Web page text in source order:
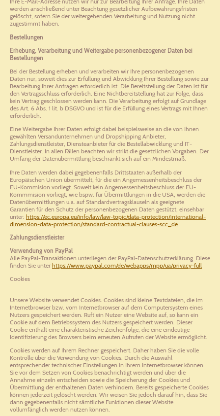
werden anschließend unter Beachtung gesetzlicher Aufbewahrungsfristen
gelöscht, sofern Sie der weitergehenden Verarbeitung und Nutzung nicht
zugestimmt haben.
Bestellungen
Erhebung, Verarbeitung und Weitergabe personenbezogener Daten bei
Bestellungen
Bei der Bestellung erheben und verarbeiten wir Ihre personenbezogenen
Daten nur, soweit dies zur Erfüllung und Abwicklung Ihrer Bestellung sowie zur
Bearbeitung Ihrer Anfragen erforderlich ist. Die Bereitstellung der Daten ist für
den Vertragsschluss erforderlich. Eine Nichtbereitstellung hat zur Folge, dass
kein Vertrag geschlossen werden kann. Die Verarbeitung erfolgt auf Grundlage
des Art. 6 Abs. 1 lit. b DSGVO und ist für die Erfüllung eines Vertrags mit Ihnen
erforderlich.
Eine Weitergabe Ihrer Daten erfolgt dabei beispielsweise an die von Ihnen
gewählten Versandunternehmen und Dropshipping Anbieter,
Zahlungsdienstleister, Diensteanbieter für die Bestellabwicklung und IT-
Dienstleister. In allen Fällen beachten wir strikt die gesetzlichen Vorgaben. Der
Umfang der Datenübermittlung beschränkt sich auf ein Mindestmaß.
Ihre Daten werden dabei gegebenenfalls Drittstaaten außerhalb der
Europäischen Union übermittelt, für die ein Angemessenheitsbeschluss der
EU-Kommision vorliegt. Soweit kein Angemessenheitsbeschluss der EU-
Kommmision vorliegt, wie bspw. für Übermittlungen in die USA, werden die
Datenübermittlungen u.a. auf Standardvertragsklauseln als geeignete
Garantien für den Schutz der personenbezogenen Daten gestützt, einsehbar
unter: https://ec.europa.eu/info/law/law-topic/data-protection/international-
dimension-data-protection/standard-contractual-clauses-scc_de
Zahlungsdienstleister
Verwendung von PayPal
Alle PayPal-Transaktionen unterliegen der PayPal-Datenschutzerklärung. Diese
finden Sie unter https://www.paypal.com/de/webapps/mpp/ua/privacy-full
Cookies
Unsere Website verwendet Cookies. Cookies sind kleine Textdateien, die im
Internetbrowser bzw. vom Internetbrowser auf dem Computersystem eines
Nutzers gespeichert werden. Ruft ein Nutzer eine Website auf, so kann ein
Cookie auf dem Betriebssystem des Nutzers gespeichert werden. Dieser
Cookie enthält eine charakteristische Zeichenfolge, die eine eindeutige
Identifizierung des Browsers beim erneuten Aufrufen der Website ermöglicht.
Cookies werden auf Ihrem Rechner gespeichert. Daher haben Sie die volle
Kontrolle über die Verwendung von Cookies. Durch die Auswahl
entsprechender technischer Einstellungen in Ihrem Internetbrowser können
Sie vor dem Setzen von Cookies benachrichtigt werden und über die
Annahme einzeln entscheiden sowie die Speicherung der Cookies und
Übermittlung der enthaltenen Daten verhindern. Bereits gespeicherte Cookies
können jederzeit gelöscht werden. Wir weisen Sie jedoch darauf hin, dass Sie
dann gegebenenfalls nicht sämtliche Funktionen dieser Website
vollumfänglich werden nutzen können.